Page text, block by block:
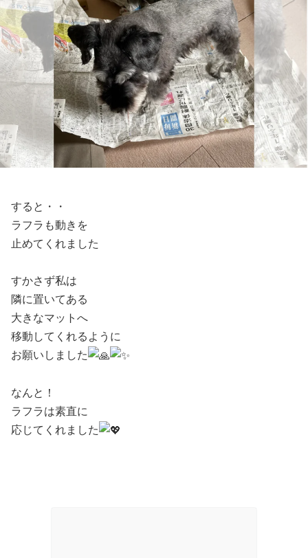
すると・・
ラフラも動きを
止めてくれました
すかさず私は
隣に置いてある
大きなマットへ
移動してくれるように
お願いしました
なんと！
ラフラは素直に
応じてくれました